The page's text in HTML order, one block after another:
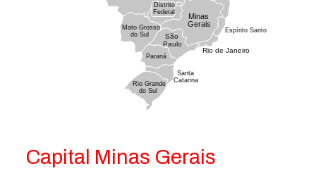
Distrito
Federal
Espírito Santo
Mato Grosso
do Sul
Minas
Gerais
Paraná
Rio de Janeiro
Rio Grande
do Sul
Santa
Catarina
São
Paulo
Capital Minas Gerais